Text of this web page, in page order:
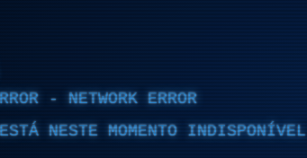
- NETWORK ERROR
NESTE MOMENTO INDISPONÍVEL